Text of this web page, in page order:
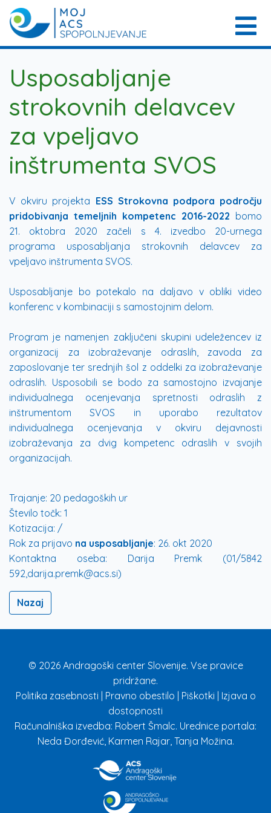
Usposabljanje
strokovnih delavcev
za vpeljavo
inštrumenta SVOS
V okviru projekta ESS Strokovna podpora področju
pridobivanja temeljnih kompetenc 2016-2022 bomo
21. oktobra 2020 začeli s 4. izvedbo 20-urnega
programa usposabljanja strokovnih delavcev za
vpeljavo inštrumenta SVOS.
Usposabljanje bo potekalo na daljavo v obliki video
konferenc v kombinaciji s samostojnim delom.
Program je namenjen zaključeni skupini udeležencev iz
organizacij za izobraževanje odraslih, zavoda za
zaposlovanje ter srednjih šol z oddelki za izobraževanje
odraslih. Usposobili se bodo za samostojno izvajanje
individualnega ocenjevanja spretnosti odraslih z
inštrumentom SVOS in uporabo rezultatov
individualnega ocenjevanja v okviru dejavnosti
izobraževanja za dvig kompetenc odraslih v svojih
organizacijah.
Trajanje: 20 pedagoških ur
Število točk: 1
Kotizacija: /
Rok za prijavo na usposabljanje: 26. okt 2020
Kontaktna oseba: Darija Premk (01/5842
592,darija.premk@acs.si)
Nazaj
© 2026 Andragoški center Slovenije. Vse pravice
pridržane.
Politika zasebnosti
Pravno obestilo Piškotki
Izjava o
dostopnosti
Računalniška izvedba: Robert Šmalc. Urednice portala:
Neda Đorđević, Karmen Rajar, Tanja Možina.